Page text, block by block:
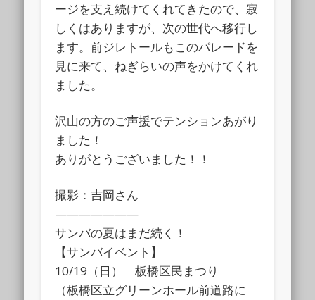
ージを支え続けてくれてきたので、寂
しくはありますが、次の世代へ移行し
ます。前ジレトールもこのパレードを
見に来て、ねぎらいの声をかけてくれ
ました。
沢山の方のご声援でテンションあがり
ました！
ありがとうございました！！
撮影：吉岡さん
———————
サンバの夏はまだ続く！
【サンバイベント】
10/19（日） 板橋区民まつり
（板橋区立グリーンホール前道路に